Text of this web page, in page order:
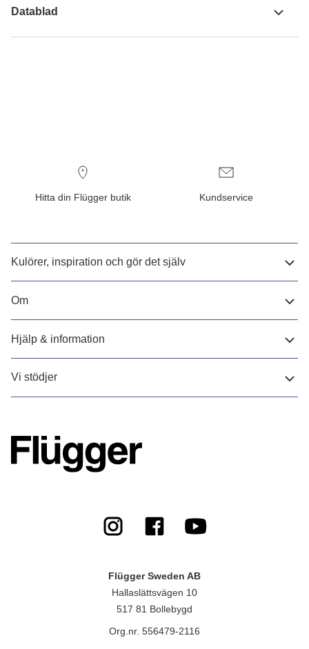
Datablad
Hitta din Flügger butik Kundservice
Kulörer, inspiration och gör det själv
Om
Hjälp & information
Vi stödjer
Flügger Sweden AB
Hallaslättsvägen 10
517 81 Bollebygd
Org.nr. 556479-2116